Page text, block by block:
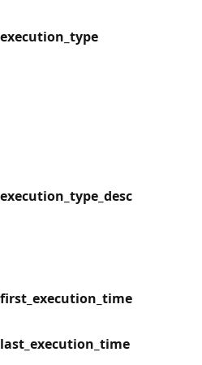
execution_type
execution_type_desc
first_execution_time
last_execution_time